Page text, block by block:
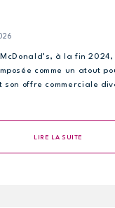
à la fin 2024,
comme un atout
son offre commerciale
LIRE LA SUITE